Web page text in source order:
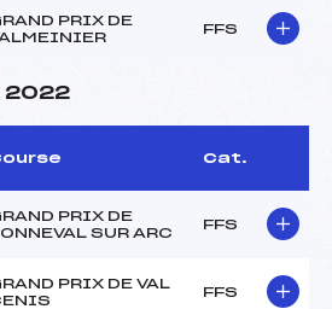
PRIX DE
FFS
2022
Cat.
PRIX DE
SUR ARC
FFS
PRIX DE VAL
FFS